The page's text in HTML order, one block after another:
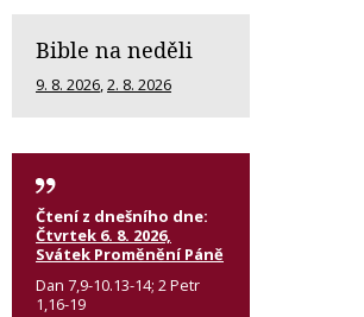
Bible na neděli
9. 8. 2026,2. 8. 2026
Čtení z dnešního dne:
Čtvrtek 6. 8. 2026,
Svátek Proměnění Páně
Dan 7,9-10.13-14; 2 Petr
1,16-19